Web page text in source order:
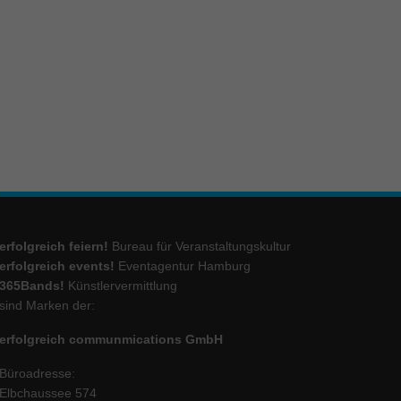
erfolgreich feiern! Bureau für Veranstaltungskultur
erfolgreich events! Eventagentur Hamburg
365Bands! Künstlervermittlung
sind Marken der:
erfolgreich communmications GmbH
Büroadresse:
Elbchaussee 574